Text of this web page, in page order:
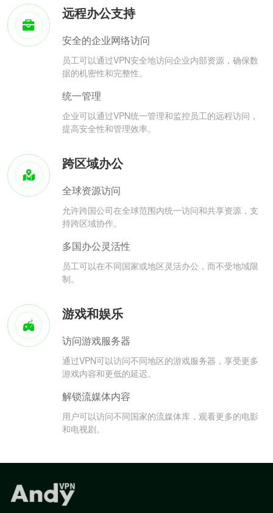
远程办公支持
安全的企业网络访问
员工可以通过VPN安全地访问企业内部资源，确保数
据的机密性和完整性。
统一管理
企业可以通过VPN统一管理和监控员工的远程访问，
提高安全性和管理效率。
跨区域办公
全球资源访问
允许跨国公司在全球范围内统一访问和共享资源，支
持跨区域协作。
多国办公灵活性
员工可以在不同国家或地区灵活办公，而不受地域限
制。
游戏和娱乐
访问游戏服务器
通过VPN可以访问不同地区的游戏服务器，享受更多
游戏内容和更低的延迟。
解锁流媒体内容
用户可以访问不同国家的流媒体库，观看更多的电影
和电视剧。